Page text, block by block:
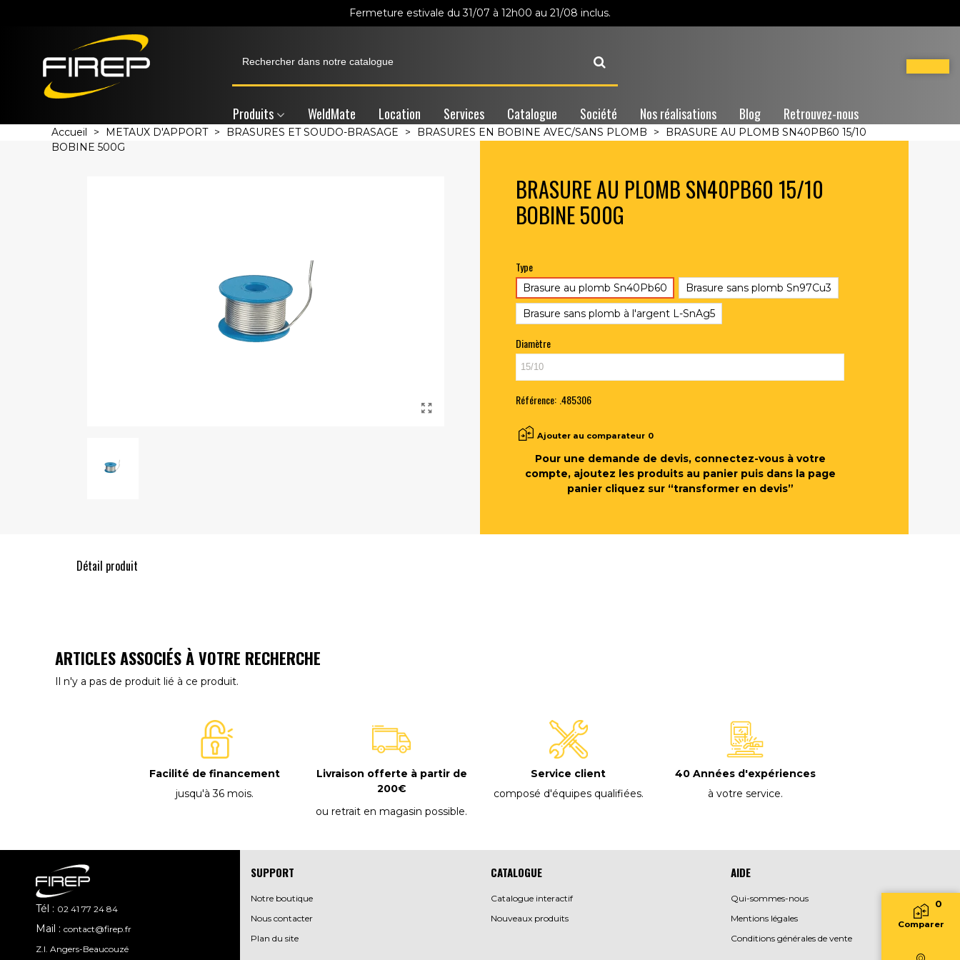
Fermeture estivale du 31/07 à 12h00 au 21/08 inclus.
Produits WeldMate Location Services Catalogue Société Nos réalisations Blog Retrouvez-nous
Accueil > METAUX D'APPORT > BRASURES ET SOUDO-BRASAGE > BRASURES EN BOBINE AVEC/SANS PLOMB >
BRASURE AU PLOMB SN40PB60 15/10
BOBINE 500G
BRASURE AU PLOMB SN40PB60 15/10
BOBINE 500G
Type
Brasure au plomb Sn40Pb60
Brasure sans plomb Sn97Cu3
Brasure sans plomb à l'argent L-SnAg5
Diamètre
Référence: .485306
Ajouter au comparateur 0
Pour une demande de devis, connectez-vous à votre
compte, ajoutez les produits au panier puis dans la page
panier cliquez sur “transformer en devis”
Détail produit
ARTICLES ASSOCIÉS À VOTRE RECHERCHE
Il n'y a pas de produit lié à ce produit.
Facilité de financement
jusqu'à 36 mois.
Livraison offerte à partir de
200€
ou retrait en magasin possible.
Service client
composé d'équipes qualifiées.
40 Années d'expériences
à votre service.
AIDE
Qui-sommes-nous
Mentions légales
Conditions générales de vente
CATALOGUE
Catalogue interactif
Nouveaux produits
SUPPORT
Notre boutique
Nous contacter
Plan du site
Tél : 02 41 77 24 84
Mail : contact@firep.fr
Z.I. Angers-Beaucouzé
Comparer
0